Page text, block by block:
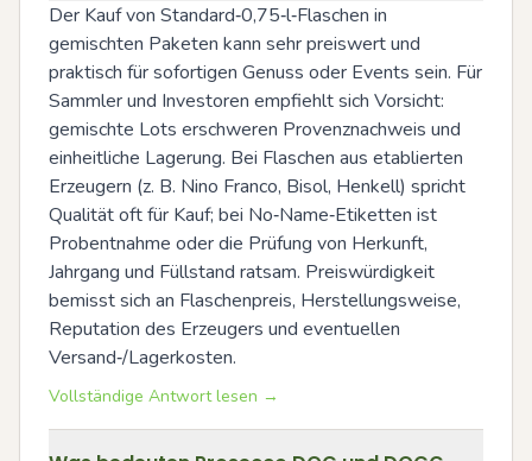
Der Kauf von Standard‑0,75‑l‑Flaschen in
gemischten Paketen kann sehr preiswert und
praktisch für sofortigen Genuss oder Events sein. Für
Sammler und Investoren empfiehlt sich Vorsicht:
gemischte Lots erschweren Provenznachweis und
einheitliche Lagerung. Bei Flaschen aus etablierten
Erzeugern (z. B. Nino Franco, Bisol, Henkell) spricht
Qualität oft für Kauf; bei No‑Name‑Etiketten ist
Probentnahme oder die Prüfung von Herkunft,
Jahrgang und Füllstand ratsam. Preiswürdigkeit
bemisst sich an Flaschenpreis, Herstellungsweise,
Reputation des Erzeugers und eventuellen
Versand‑/Lagerkosten.
Vollständige Antwort lesen →